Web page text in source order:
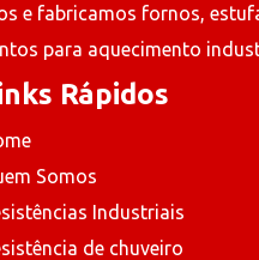
e fabricamos fornos,
para aquecimento
Rápidos
Somos
Industriais
de chuveiro